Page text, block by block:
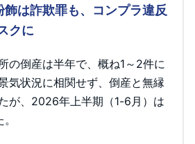
は詐欺罪も、コンプラ違反
クに
の倒産は半年で、概ね1～2件に
気状況に相関せず、倒産と無縁
が、2026年上半期（1-6月）は